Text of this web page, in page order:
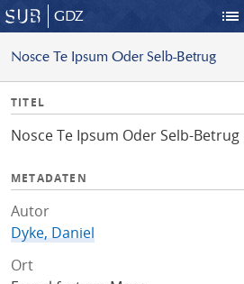
GDZ list
Nosce Te Ipsum Oder Selb-Betrug
I
f
TITEL
Nosce Te Ipsum Oder Selb-Betrug
METADATEN
Autor
Dyke, Daniel
Ort